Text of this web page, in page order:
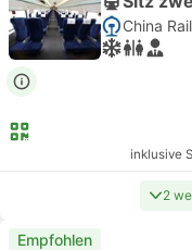
China
inklusive
2
Empfohlen